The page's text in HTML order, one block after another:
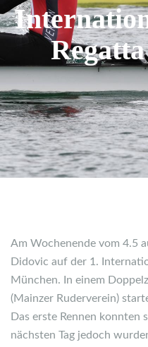
Am Wochenende vom 4.5
Didovic auf der 1.
München. In einem
(Mainzer Ruderverein)
Das erste Rennen konnten
nächsten Tag jedoch